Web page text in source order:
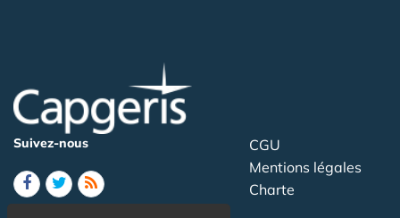
Suivez-nous
CGU
Mentions légales
Charte